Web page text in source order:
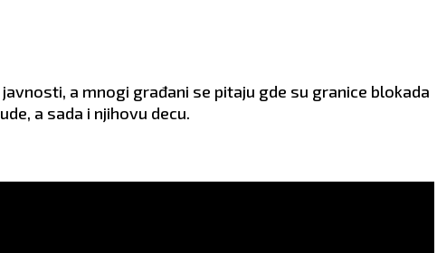
a mnogi građani se pitaju gde su granice blokada
a sada i njihovu decu.